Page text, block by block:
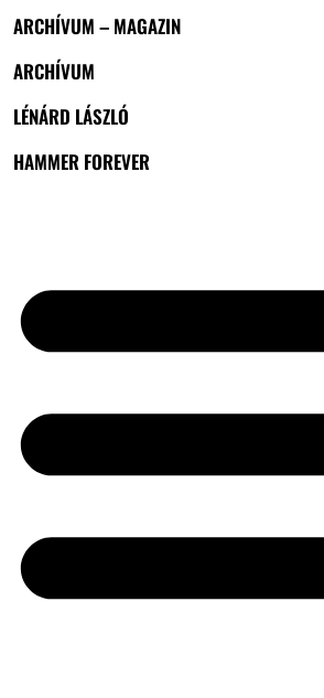
ARCHÍVUM – MAGAZIN
ARCHÍVUM
LÉNÁRD LÁSZLÓ
HAMMER FOREVER